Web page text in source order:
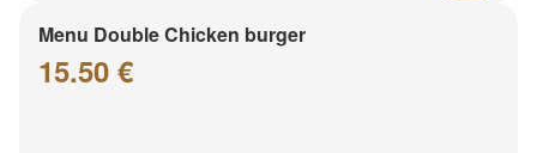
Menu Double Chicken burger
15.50 €